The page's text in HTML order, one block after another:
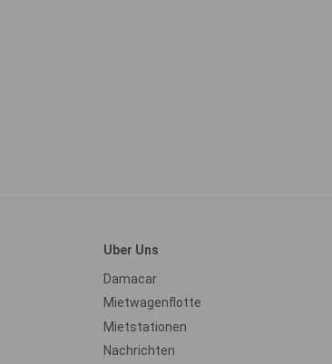
Uber Uns
Damacar
Mietwagenflotte
Mietstationen
Nachrichten